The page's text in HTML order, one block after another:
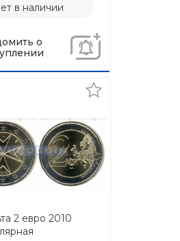
в наличии
о
2 евро 2010